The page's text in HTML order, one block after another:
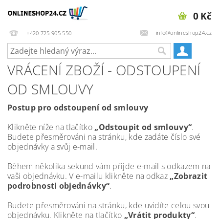
+420 725 905 550 info@onlineshop24.cz
0 Kč
VRÁCENÍ ZBOŽÍ - ODSTOUPENÍ
OD SMLOUVY
Postup pro odstoupení od smlouvy
Klikněte níže na tlačítko „Odstoupit od smlouvy“.
Budete přesměrováni na stránku, kde zadáte číslo své
objednávky a svůj e-mail.
Během několika sekund vám přijde e-mail s odkazem na
vaši objednávku. V e-mailu klikněte na odkaz „Zobrazit
podrobnosti objednávky“.
Budete přesměrováni na stránku, kde uvidíte celou svou
objednávku. Klikněte na tlačítko „Vrátit produkty“.